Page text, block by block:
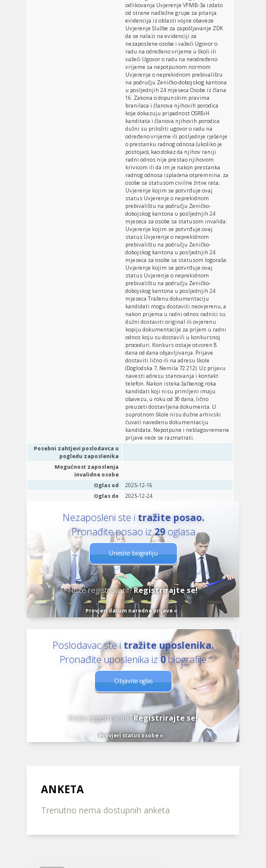
odlikovanja Uvjerenje VFMB-3a izdato
od strane nadležne grupe za pitanja
evidencija iz oblasti vojne obaveze
Uvjerenje Službe za zapošljavanje ZDK
da se nalazi na evidenciji za
nezaposlene osobe i važeći Ugovor o
radu na određeno vrijeme u školi ili
važeći Ugovor o radu na neodređeno
vrijeme sa nepotpunom normom
Uvjerenje o neprekidnom prebivalištu
na području Zeničko-dobojskog kantona
u posljednjih 24 mjeseca Osobe iz člana
16. Zakona o dopunskim pravima
branilaca i članova njihovih porodica
koje dokazuju pripadnost OSRBiH
kanditata i članova njihovih porodica
dužni su priložiti ugovor o radu na
određeno vrijeme ili posljednje rješenje
o prestanku radnog odnosa (ukoliko je
postojao), kao dokaz da njihov raniji
radni odnos nije prestao njihovom
krivicom ili da im je nakon prestanka
radnog odnosa isplaćena otpremnina. za
osobe sa statusom civilne žrtve rata;
Uvjerenje kojim se potvrđuje ovaj
status Uvjerenje o neprekidnom
prebivalištu na području Zeničko-
dobojskog kantona u posljednjih 24
mjeseca za osobe sa statusom invalida:
Uvjerenje kojim se potvrđuje ovaj
status Uvjerenje o neprekidnom
prebivalištu na području Zeničko-
dobojskog kantona u posljednjih 24
mjeseca za osobe sa statusom logoraša:
Uvjerenje kojim se potvrđuje ovaj
status Uvjerenje o neprekidnom
prebivalištu na području Zeničko-
dobojskog kantona u posljednjih 24
mjeseca Traženu dokumentaciju
kandidati mogu dostaviti neovjerenu, a
nakon prijema u radni odnos radnici su
dužni dostaviti original ili ovjerenu
kopiju dokumentacije za prijem u radni
odnos koju su dostavili u konkursnoj
proceduri. Konkurs ostaje otvoren 8
dana od dana objavljivanja. Prijave
dostaviti lično ili na adresu škole
(Doglodska 7, Nemila 72 212). Uz prijavu
navesti adresu stanovanja i kontakt
telefon. Nakon isteka žalbenog roka
kandidati koji nisu primljeni imaju
obavezu, u roku od 30 dana, lično
preuzeti dostavljena dokumenta. U
suprotnom škole nisu dužne arhivski
čuvati navedenu dokumentaciju
kandidata. Nepotpune i neblagovremene
prijave neće se razmatrati.
Posebni zahtjevi poslodavca u
pogledu zaposlenika
Mogućnost zaposlenja
invalidne osobe
Oglas od
2025-12-16
Oglas do
2025-12-24
Nezaposleni ste i tražite posao.
Pronađite posao iz29oglasa
Unesite biografiju
Niste registrovani?Registrirajte se!
Provjeri datum naredne prijave »
Poslodavac ste i tražite uposlenika.
Pronađite uposlenika iz 0biografije
Objavite oglas
Niste registrovani?Registrirajte se!
Provjeri status osobe »
ANKETA
Trenutno nema dostupnih anketa